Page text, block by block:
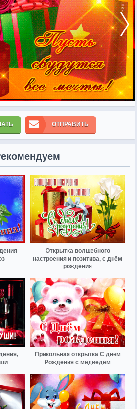
ОТПРАВИТЬ
Открытка волшебного
настроения и позитива, с днём
рождения
Прикольная открытка С днем
Рождения с медведем